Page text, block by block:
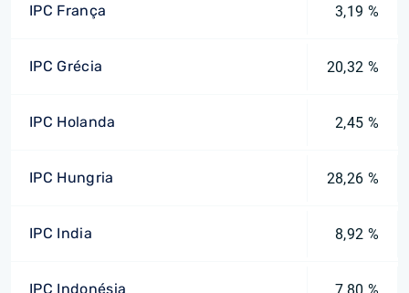
IPC França 3,19 %
IPC Grécia 20,32 %
IPC Holanda 2,45 %
IPC Hungria 28,26 %
IPC India 8,92 %
IPC Indonésia 7,80 %